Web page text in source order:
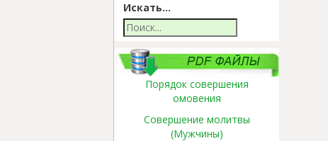
Искать...
Порядок совершения
омовения
Совершение молитвы
(Мужчины)